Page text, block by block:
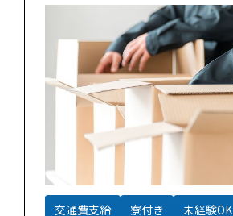
交通費支給 寮付き 未経験OK